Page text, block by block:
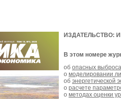
ИЗДАТЕЛЬСТВО:
В этом номере
об опасных
о моделировании
об энергетической
о расчете
о методах оценки